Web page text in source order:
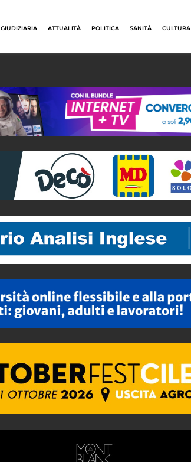
GIUDIZIARIA ATTUALITÀ POLITICA SANITÀ CULTURA